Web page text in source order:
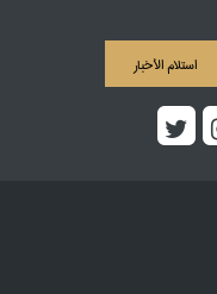
استلام الأخبار